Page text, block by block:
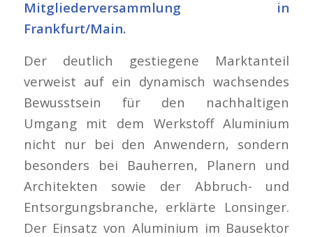
Mitgliederversammlung in
Frankfurt/Main.
Der deutlich gestiegene Marktanteil
verweist auf ein dynamisch wachsendes
Bewusstsein für den nachhaltigen
Umgang mit dem Werkstoff Aluminium
nicht nur bei den Anwendern, sondern
besonders bei Bauherren, Planern und
Architekten sowie der Abbruch- und
Entsorgungsbranche, erklärte Lonsinger.
Der Einsatz von Aluminium im Bausektor